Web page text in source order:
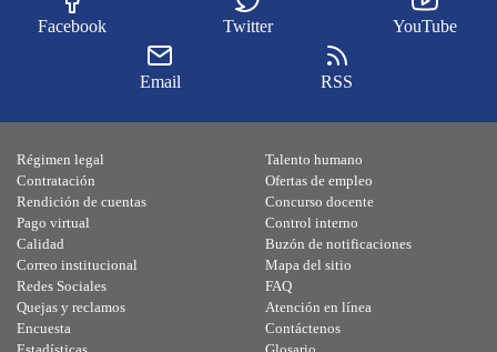
Facebook Twitter YouTube
Email RSS
Régimen legal
Contratación
Rendición de cuentas
Pago virtual
Calidad
Talento humano
Ofertas de empleo
Concurso docente
Control interno
Buzón de notificaciones
Correo institucional
Redes Sociales
Quejas y reclamos
Encuesta
Mapa del sitio
FAQ
Atención en línea
Contáctenos